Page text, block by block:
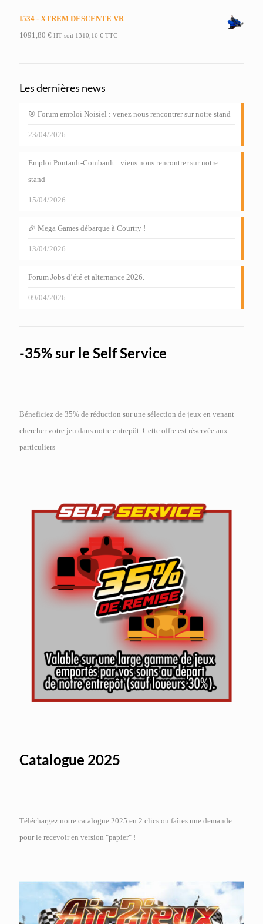
I534 - XTREM DESCENTE VR
1091,80 € HT soit 1310,16 € TTC
Les dernières news
🎯 Forum emploi Noisiel : venez nous rencontrer sur notre stand
23/04/2026
Emploi Pontault-Combault : viens nous rencontrer sur notre
stand
15/04/2026
🎉 Mega Games débarque à Courtry !
13/04/2026
Forum Jobs d’été et alternance 2026.
09/04/2026
-35% sur le Self Service
Béneficiez de 35% de réduction sur une sélection de jeux en venant
chercher votre jeu dans notre entrepôt. Cette offre est réservée aux
particuliers
Catalogue 2025
Téléchargez notre catalogue 2025 en 2 clics ou faîtes une demande
pour le recevoir en version "papier" !